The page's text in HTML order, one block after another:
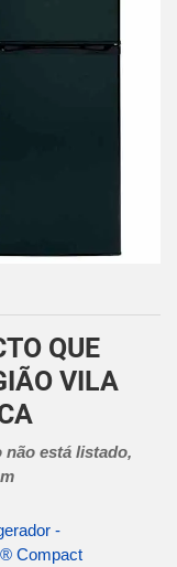
QUE
VILA
não está listado,
-
Compact